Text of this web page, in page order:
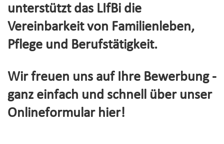
unterstützt das LIfBi die
Vereinbarkeit von Familienleben,
Pflege und Berufstätigkeit.
Wir freuen uns auf Ihre Bewerbung -
ganz einfach und schnell über unser
Onlineformular hier!